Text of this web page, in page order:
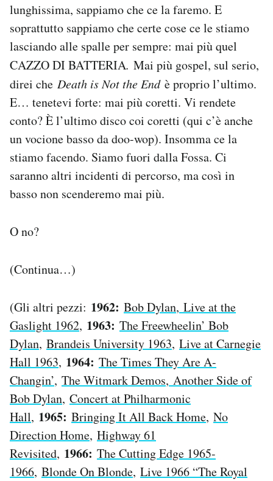
lunghissima, sappiamo che ce la faremo. E
soprattutto sappiamo che certe cose ce le stiamo
lasciando alle spalle per sempre: mai più quel
CAZZO DI BATTERIA. Mai più gospel, sul serio,
direi che Death is Not the End è proprio l’ultimo.
E… tenetevi forte: mai più coretti. Vi rendete
conto? È l’ultimo disco coi coretti (qui c’è anche
un vocione basso da doo-wop). Insomma ce la
stiamo facendo. Siamo fuori dalla Fossa. Ci
saranno altri incidenti di percorso, ma così in
basso non scenderemo mai più.
O no?
(Continua…)
(Gli altri pezzi: 1962: Bob Dylan, Live at the
Gaslight 1962, 1963: The Freewheelin’ Bob
Dylan, Brandeis University 1963, Live at Carnegie
Hall 1963, 1964: The Times They Are A-
Changin’, The Witmark Demos, Another Side of
Bob Dylan, Concert at Philharmonic
Hall, 1965: Bringing It All Back Home, No
Direction Home, Highway 61
Revisited, 1966: The Cutting Edge 1965-
1966, Blonde On Blonde, Live 1966 “The Royal